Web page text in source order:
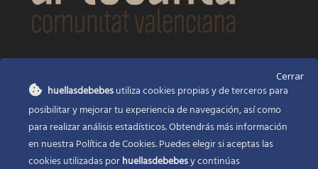
Huellas de bebés
Santa Ana, 22Alcasser Valencia 46290
625 120 591
Cerrar
huellasdebebesutiliza cookies propias y de terceros para
posibilitar y mejorar tu experiencia de navegación, así como
para realizar análisis estadísticos. Obtendrás más información
en nuestra Política de Cookies. Puedes elegir si aceptas las
cookies utilizadas porhuellasdebebesy continúas